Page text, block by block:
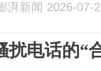
湃新闻 2026-07-
电话的“